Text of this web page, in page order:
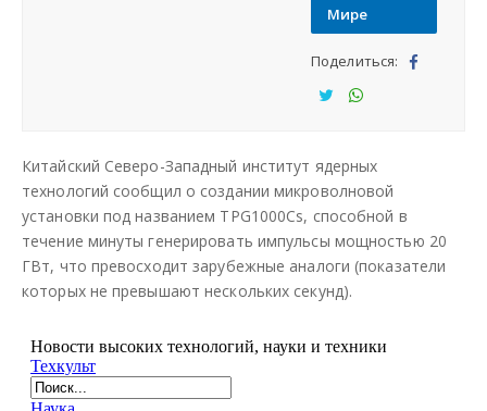
Заказать создание сайта
Наши сайты
Мире
Поделиться:
тьс
я
тьс
я
Китайский Северо-Западный институт ядерных
технологий сообщил о создании микроволновой
установки под названием TPG1000Cs, способной в
течение минуты генерировать импульсы мощностью 20
ГВт, что превосходит зарубежные аналоги (показатели
которых не превышают нескольких секунд).